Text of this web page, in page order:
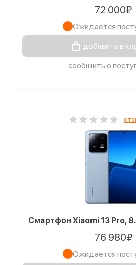
72 000₽
Ожидается
добавить в
сообщить о
Смартфон Xiaomi 13 Pro,
76 980₽
Ожидается